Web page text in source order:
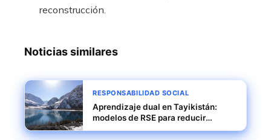
reconstrucción.
Noticias similares
RESPONSABILIDAD SOCIAL
Aprendizaje dual en Tayikistán:
modelos de RSE para reducir
desempleo cualificado